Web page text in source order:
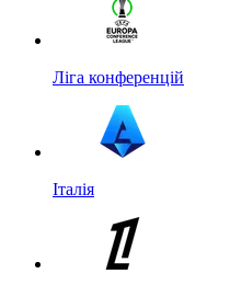
Ліга конференцій
Італія